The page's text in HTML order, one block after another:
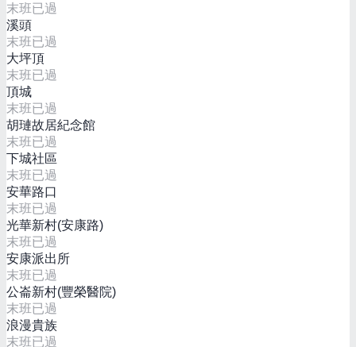
末班已過
溪頭
末班已過
大坪頂
末班已過
頂城
末班已過
胡璉故居紀念館
末班已過
下城社區
末班已過
安華路口
末班已過
光華新村(安康路)
末班已過
安康派出所
末班已過
公崙新村(豐榮醫院)
末班已過
浪漫貴族
末班已過